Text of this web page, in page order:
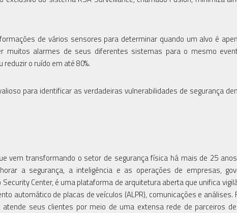
de vários sensores para determinar quando um alvo é
muitos alarmes de seus diferentes sistemas para o mesmo
o ruído em até 80%.
para identificar as verdadeiras vulnerabilidades de segurança
vem transformando o setor de segurança física há mais de 25
a segurança, a inteligência e as operações de empresas,
Center, é uma plataforma de arquitetura aberta que unifica
automático de placas de veículos (ALPR), comunicações e análises.
seus clientes por meio de uma extensa rede de parceiros